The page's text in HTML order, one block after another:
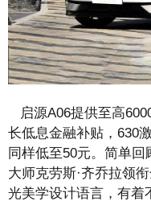
启源A06提供至高
长低息金融补贴，630
同样低至50元。简单
大师克劳斯·齐乔拉领
光美学设计语言，有着